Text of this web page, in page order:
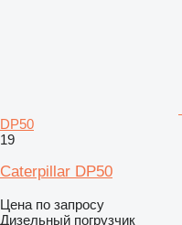
DP50
19
Caterpillar DP50
Цена по запросу
Дизельный погрузчик